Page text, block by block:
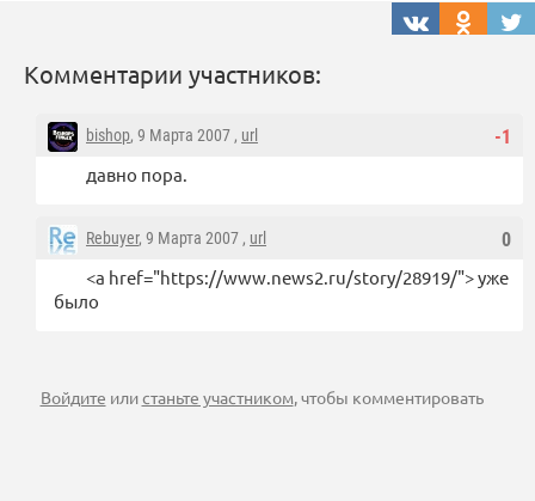
Комментарии участников:
-1
bishop, 9 Марта 2007 , url
давно пора.
0
Rebuyer, 9 Марта 2007 , url
<a href="https://www.news2.ru/story/28919/"> уже
было
Войдите илистаньте участником, чтобы комментировать